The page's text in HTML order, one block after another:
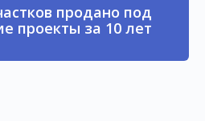
продано под
проекты за 10 лет